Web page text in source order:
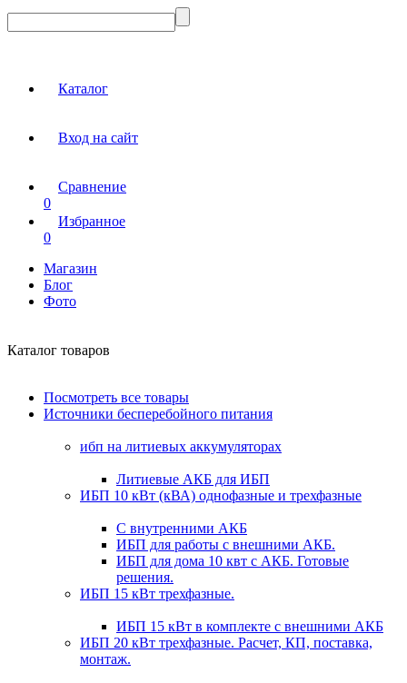
Каталог
Вход на сайт
Сравнение
0
Избранное
0
Магазин
Блог
Фото
Каталог товаров
Посмотреть все товары
Источники бесперебойного питания
ибп на литиевых аккумуляторах
Литиевые АКБ для ИБП
ИБП 10 кВт (кВА) однофазные и трехфазные
С внутренними АКБ
ИБП для работы с внешними АКБ.
ИБП для дома 10 квт с АКБ. Готовые
решения.
ИБП 15 кВт трехфазные.
ИБП 15 кВт в комплекте с внешними АКБ
ИБП 20 кВт трехфазные. Расчет, КП, поставка,
монтаж.